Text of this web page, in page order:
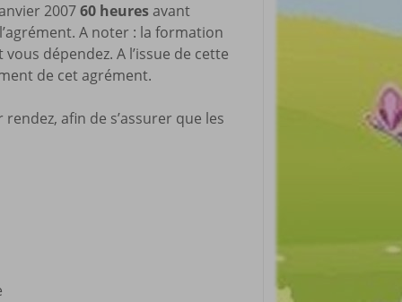
200760 heuresavant
A noter : la formation
dépendez. A l’issue de cette
de cet agrément.
afin de s’assurer que les